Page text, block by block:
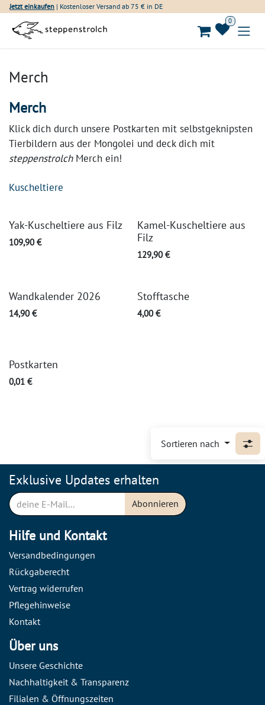
Zum Inhalt springen
Jetzt einkaufen | Kostenloser Versand ab 75 € in DE
0
Merch
Merch
Klick dich durch unsere Postkarten mit selbstgeknipsten
Tierbildern aus der Mongolei und deck dich mit
steppenstrolch Merch ein!
Kuscheltiere
Yak-Kuscheltiere aus Filz
109,90€
Kamel-Kuscheltiere aus
Filz
129,90€
Wandkalender 2026
14,90€
Stofftasche
4,00€
Postkarten
0,01 €
Sortieren nach
Hilfe und Kontakt
Versandbedingungen
Rückgaberecht
Vertrag widerrufen
Pflegehinweise
Kontakt
Über uns
Unsere Geschichte
Nachhaltigkeit & Transparenz
Filialen & Öffnungszeiten
Exklusive Updates erhalten
Abonnieren